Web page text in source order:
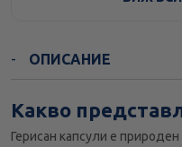
ОПИСАНИЕ
Какво
Герисан капсули е